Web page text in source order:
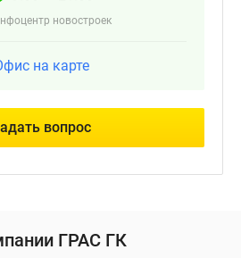
новостроек
на карте
вопрос
ГРАС ГК